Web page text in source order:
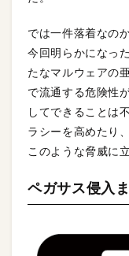
では一件落着なの
今回明らかになっ
たなマルウェアの
で流通する危険性
してできることは
ラシーを高めたり
このような脅威に
ペガサス侵入